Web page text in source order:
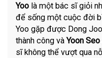
Yoo là một bác sĩ giỏi
để sống một cuộc đời
Yoo gặp được Dong
thành công vàYoon
sĩ không thể vượt qua